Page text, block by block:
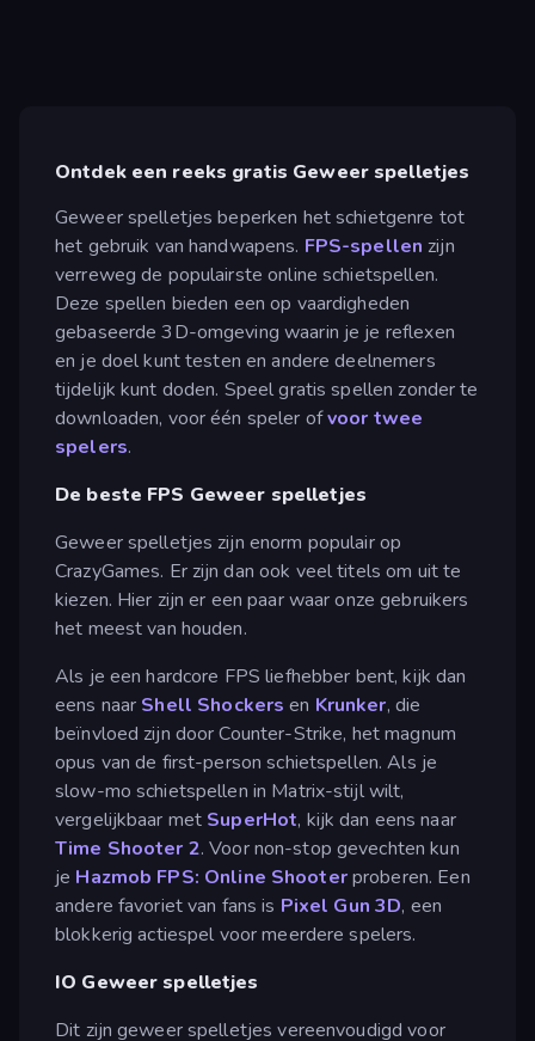
Ontdek een reeks gratis Geweer spelletjes
Geweer spelletjes beperken het schietgenre tot
het gebruik van handwapens. FPS-spellen zijn
verreweg de populairste online schietspellen.
Deze spellen bieden een op vaardigheden
gebaseerde 3D-omgeving waarin je je reflexen
en je doel kunt testen en andere deelnemers
tijdelijk kunt doden. Speel gratis spellen zonder te
downloaden, voor één speler ofvoor twee
spelers.
De beste FPS Geweer spelletjes
Geweer spelletjes zijn enorm populair op
CrazyGames. Er zijn dan ook veel titels om uit te
kiezen. Hier zijn er een paar waar onze gebruikers
het meest van houden.
Als je een hardcore FPS liefhebber bent, kijk dan
eens naar Shell Shockers en Krunker, die
beïnvloed zijn door Counter-Strike, het magnum
opus van de first-person schietspellen. Als je
slow-mo schietspellen in Matrix-stijl wilt,
vergelijkbaar met SuperHot, kijk dan eens naar
Time Shooter 2. Voor non-stop gevechten kun
je Hazmob FPS: Online Shooterproberen. Een
andere favoriet van fans is Pixel Gun 3D, een
blokkerig actiespel voor meerdere spelers.
IO Geweer spelletjes
Dit zijn geweer spelletjes vereenvoudigd voor